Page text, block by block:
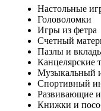
Настольные
Головоломки
Игры из фетра
Счетный
Пазлы и
Канцелярские
Музыкальный
Спортивный
Развивающие
Книжки и